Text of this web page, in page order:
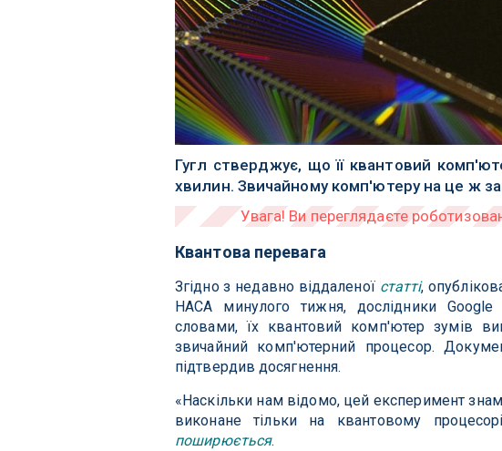
Гугл стверджує, що її квантовий
хвилин. Звичайному комп'ютеру на це ж
Квантова перевага
Згідно з недавно віддаленої статті,
НАСА минулого тижня, дослідники
словами, їх квантовий комп'ютер зумів
звичайний комп'ютерний процесор.
підтвердив досягнення.
«Наскільки нам відомо, цей експеримент
виконане тільки на квантовому
поширюється.